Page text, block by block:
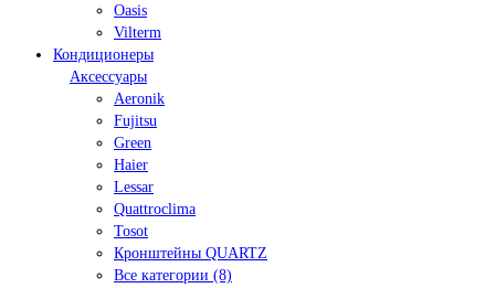
Oasis
Vilterm
Кондиционеры
Аксессуары
Aeronik
Fujitsu
Green
Haier
Lessar
Quattroclima
Tosot
Кронштейны QUARTZ
Все категории (8)